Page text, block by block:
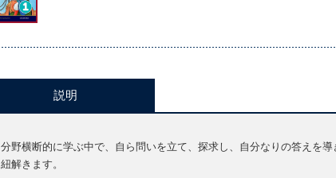
説明
分野横断的に学ぶ中で、自ら問いを立て、探求し、自分なりの答えを
紐解きます。